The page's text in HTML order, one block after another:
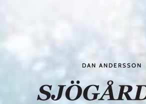
DAN ANDERSSON